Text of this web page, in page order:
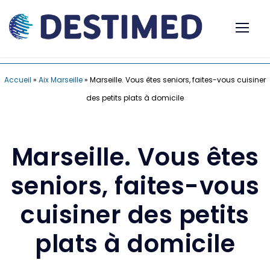
Accueil » Aix Marseille» Marseille. Vous êtes seniors, faites-vous cuisiner
des petits plats à domicile
Marseille. Vous êtes
seniors, faites-vous
cuisiner des petits
plats à domicile